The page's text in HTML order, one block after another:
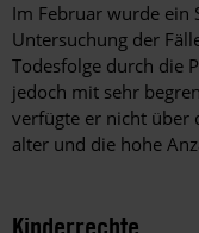
Im Februar wurde ein
Untersuchung der
Todesfolge durch die
jedoch mit sehr
verfügte er nicht über
alter und die hohe